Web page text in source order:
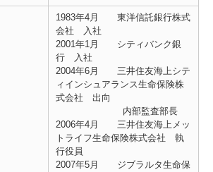
1983年4月 東洋信託銀行株式
会社 入社
2001年1月 シティバンク銀
行 入社
2004年6月 三井住友海上シテ
ィインシュアランス生命保険株
式会社 出向
内部監査部長
2006年4月 三井住友海上メッ
トライフ生命保険株式会社 執
行役員
2007年5月 ジブラルタ生命保